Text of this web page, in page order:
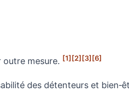
mesure. [1][2][3][6]
des détenteurs et